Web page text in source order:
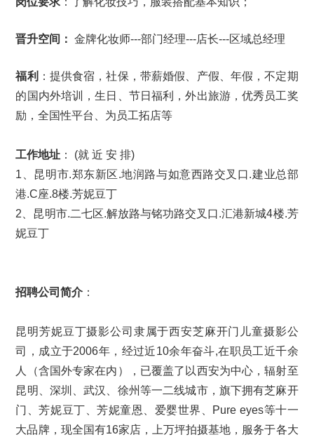
晋升空间： 金牌化妆师---部门经理---店长---区域总经理
福利 ：提供食宿，社保，带薪婚假、产假、年假，不定期
的国内外培训，生日、节日福利，外出旅游，优秀员工奖
励，全国性平台、为员工拓店等
工作地址 ： (就 近 安 排)
1、昆明市.郑东新区.地润路与如意西路交叉口.建业总部
港.C座.8楼.芳妮豆丁
2、昆明市.二七区.解放路与铭功路交叉口.汇港新城4楼.芳
妮豆丁
招聘公司简介 ：
昆明芳妮豆丁摄影公司隶属于西安芝麻开门儿童摄影公
司，成立于2006年，经过近10余年奋斗,在职员工近千余
人（含国外专家在内），已覆盖了以西安为中心，辐射至
昆明、深圳、武汉、徐州等一二线城市，旗下拥有芝麻开
门、芳妮豆丁、芳妮童恩、爱婴世界、Pure eyes等十一
大品牌，现全国有16家店，上万坪拍摄基地，服务于各大